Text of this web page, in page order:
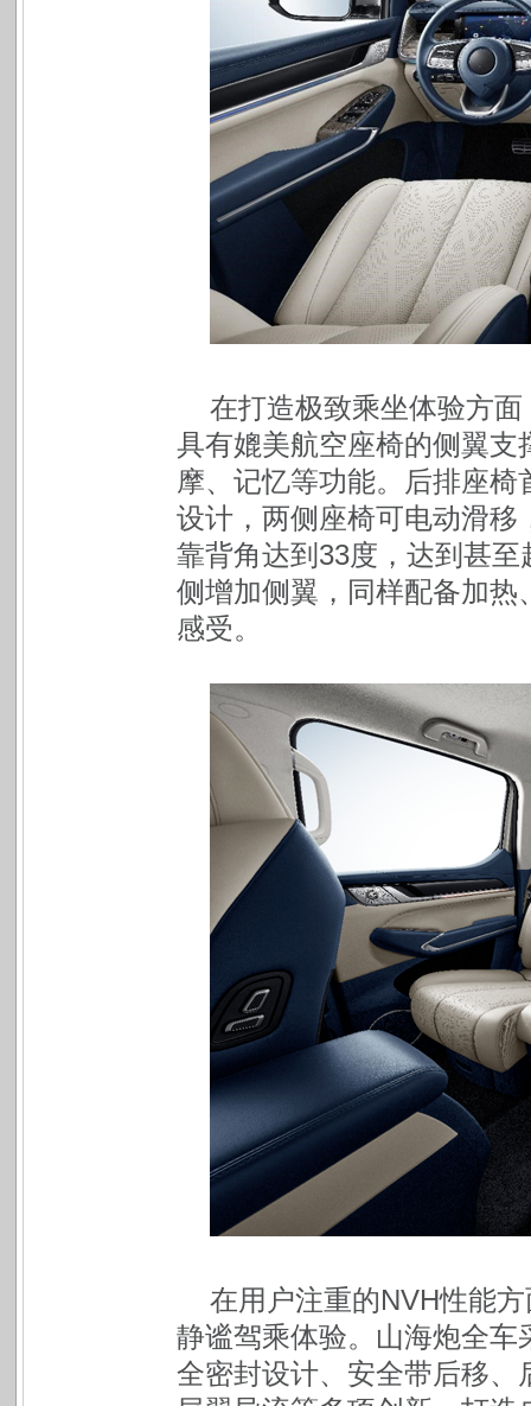
在打造极致乘坐体验方
具有媲美航空座椅的侧翼
摩、记忆等功能。后排座
设计，两侧座椅可电动滑
靠背角达到33度，达到甚
侧增加侧翼，同样配备加
感受。
在用户注重的NVH性能
静谧驾乘体验。山海炮全
全密封设计、安全带后移